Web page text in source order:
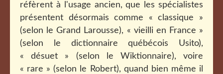
réfèrent à l'usage ancien, que les spécialistes
présentent désormais comme « classique »
(selon le Grand Larousse), « vieilli en France »
(selon le dictionnaire québécois Usito),
« désuet » (selon le Wiktionnaire), voire
« rare » (selon le Robert), quand bien même il